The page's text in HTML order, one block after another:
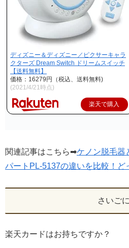
ディズニー＆ディズニー／ピクサーキャラ
クターズ Dream Switch ドリームスイッチ
【送料無料】
価格：16279円（税込、送料無料)
(2021/4/21時点)
楽天で購入
関連記事はこちら➡ケノン脱毛器
パートPL-5137の違いを比較！ど
さいごに
楽天カードはお持ちですか？